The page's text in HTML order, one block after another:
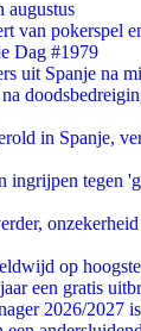
augustus
van pokerspel
Dag #1979
uit Spanje na
in Spanje,
tegen
op
een gratis
2026/2027